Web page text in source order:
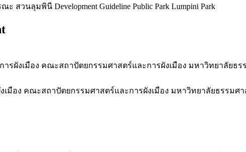
วนลุมพินี Development Guideline Public Park Lumpini Park
รผังเมือง คณะสถาปัตยกรรมศาสตร์และการผังเมือง มหาวิทยาลัยธร
เมือง คณะสถาปัตยกรรมศาสตร์และการผังเมือง มหาวิทยาลัยธรรมศ